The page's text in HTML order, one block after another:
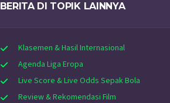
BERITA DI TOPIK LAINNYA
Klasemen & Hasil Internasional
Agenda Liga Eropa
Live Score & Live Odds Sepak Bola
Review & Rekomendasi Film